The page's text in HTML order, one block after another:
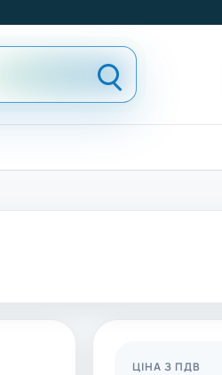
ЦІНА З ПДВ